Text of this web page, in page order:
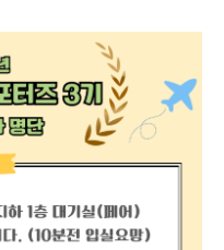
서울가이드신청
FAQ